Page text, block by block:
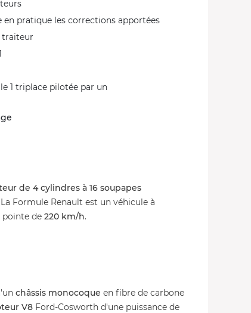
pratique les corrections apportées
traiteur
1 triplace pilotée par un
de 4 cylindres à 16 soupapes
Formule Renault est un véhicule à
pointe de 220 km/h.
châssis monocoque en fibre de carbone
V8 Ford-Cosworth d'une puissance de